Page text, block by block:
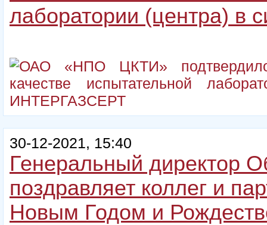
лаборатории (центра)
30-12-2021, 15:40
Генеральный директор
поздравляет коллег и
Новым Годом и